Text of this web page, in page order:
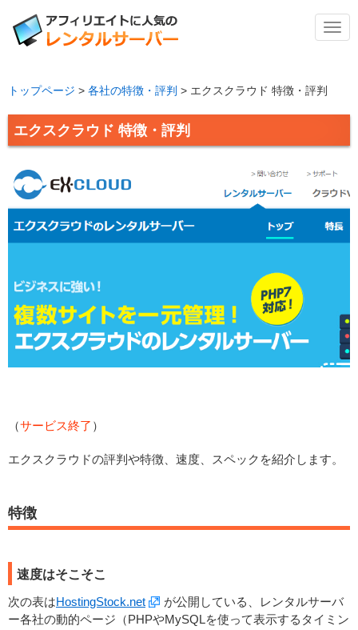
メ
ニ
トップページ > 各社の特徴・評判 > エクスクラウド 特徴・評判
エクスクラウド 特徴・評判
（サービス終了 ）
エクスクラウドの評判や特徴、速度、スペックを紹介します。
特徴
速度はそこそこ
次の表はHostingStock.net
が公開している、レンタルサーバ
ー各社の動的ページ（PHPやMySQLを使って表示するタイミン